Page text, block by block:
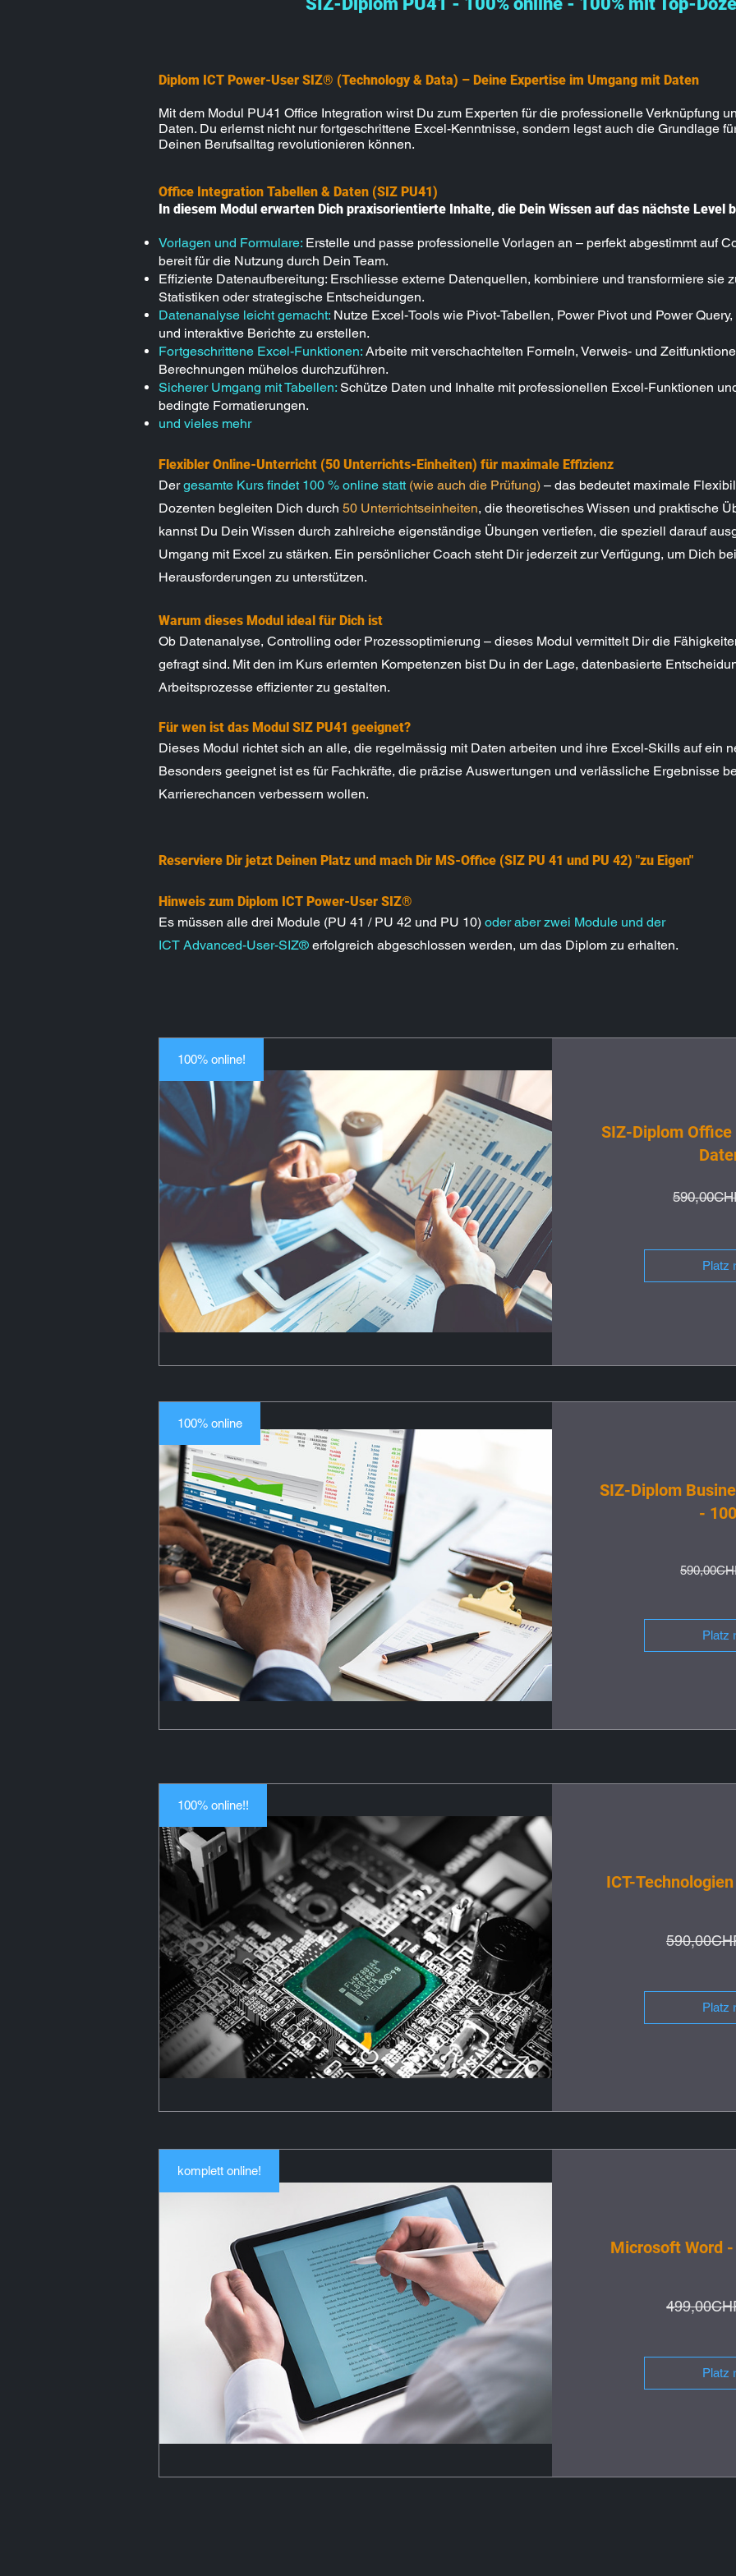
Diplom ICT Power-User SIZ® (Technology & Data) – Deine Expertise im Umgang mit Daten
Mit dem Modul PU41 Office Integration wirst Du zum Experten für die professionelle Verknüpfung
Daten. Du erlernst nicht nur fortgeschrittene Excel-Kenntnisse, sondern legst auch die Grundlage
Deinen Berufsalltag revolutionieren können.
Office Integration Tabellen & Daten (SIZ PU41)
In diesem Modul erwarten Dich praxisorientierte Inhalte, die Dein Wissen auf das nächste Level
Vorlagen und Formulare: Erstelle und passe professionelle Vorlagen an – perfekt abgestimmt auf
bereit für die Nutzung durch Dein Team.
Effiziente Datenaufbereitung: Erschliesse externe Datenquellen, kombiniere und transformiere sie
Statistiken oder strategische Entscheidungen.
Datenanalyse leicht gemacht: Nutze Excel-Tools wie Pivot-Tabellen, Power Pivot und Power
und interaktive Berichte zu erstellen.
Fortgeschrittene Excel-Funktionen: Arbeite mit verschachtelten Formeln, Verweis- und
Berechnungen mühelos durchzuführen.
Sicherer Umgang mit Tabellen: Schütze Daten und Inhalte mit professionellen Excel-Funktionen
bedingte Formatierungen.
und vieles mehr
Flexibler Online-Unterricht (50 Unterrichts-Einheiten) für maximale Effizienz
Dergesamte Kurs findet 100 % online statt (wie auch die Prüfung) – das bedeutet maximale
Dozenten begleiten Dich durch 50 Unterrichtseinheiten, die theoretisches Wissen und praktische
kannst Du Dein Wissen durch zahlreiche eigenständige Übungen vertiefen, die speziell darauf
Umgang mit Excel zu stärken. Ein persönlicher Coach steht Dir jederzeit zur Verfügung, um Dich
Herausforderungen zu unterstützen.
Warum dieses Modul ideal für Dich ist
Ob Datenanalyse, Controlling oder Prozessoptimierung – dieses Modul vermittelt Dir die
gefragt sind. Mit den im Kurs erlernten Kompetenzen bist Du in der Lage, datenbasierte
Arbeitsprozesse effizienter zu gestalten.
Für wen ist das Modul SIZ PU41 geeignet?
Dieses Modul richtet sich an alle, die regelmässig mit Daten arbeiten und ihre Excel-Skills auf ein
Besonders geeignet ist es für Fachkräfte, die präzise Auswertungen und verlässliche Ergebnisse
Karrierechancen verbessern wollen.
Reserviere Dir jetzt Deinen Platz ​und mach Dir MS-Office (SIZ PU 41 und PU 42) "zu Eigen"
​Hinweis zum Diplom ICT Power-User SIZ®
Es müssen alle drei Module (PU 41 / PU 42 und PU 10) oder aber zwei Module und der
ICT Advanced-User-SIZ® erfolgreich abgeschlossen werden, um das Diplom zu erhalten.
100% online!
SIZ-Diplom
Platz
100% online
SIZ-Diplom
-
Platz
100% online!!
ICT-
Platz
komplett online!
Microsoft Word
Platz